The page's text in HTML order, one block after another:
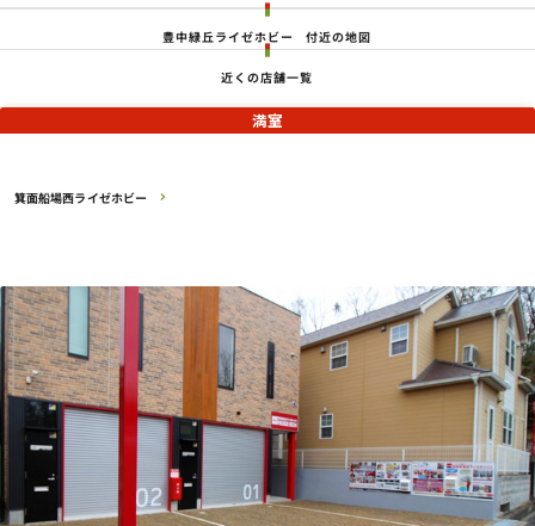
豊中緑丘ライゼホビー 付近の地図
近くの店舗一覧
箕面船場西ライゼホビー
満室